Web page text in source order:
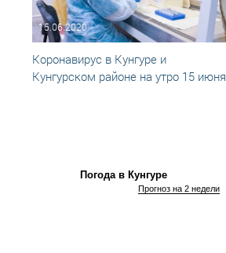
15.06.2020
Коронавирус в Кунгуре и
Кунгурском районе на утро 15 июня
Погода в Кунгуре
Прогноз на 2 недели